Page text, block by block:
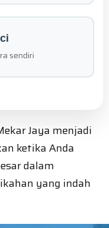
sendiri
Jaya menjadi
ketika Anda
dalam
yang indah